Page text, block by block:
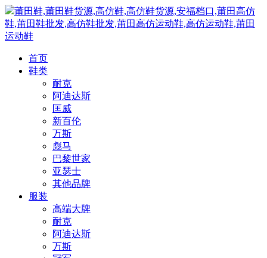
莆田鞋,莆田鞋货源,高仿鞋,高仿鞋货源,安福档口,莆田高仿
鞋,莆田鞋批发,高仿鞋批发,莆田高仿运动鞋,高仿运动鞋,莆田
运动鞋
首页
鞋类
耐克
阿迪达斯
匡威
新百伦
万斯
彪马
巴黎世家
亚瑟士
其他品牌
服装
高端大牌
耐克
阿迪达斯
万斯